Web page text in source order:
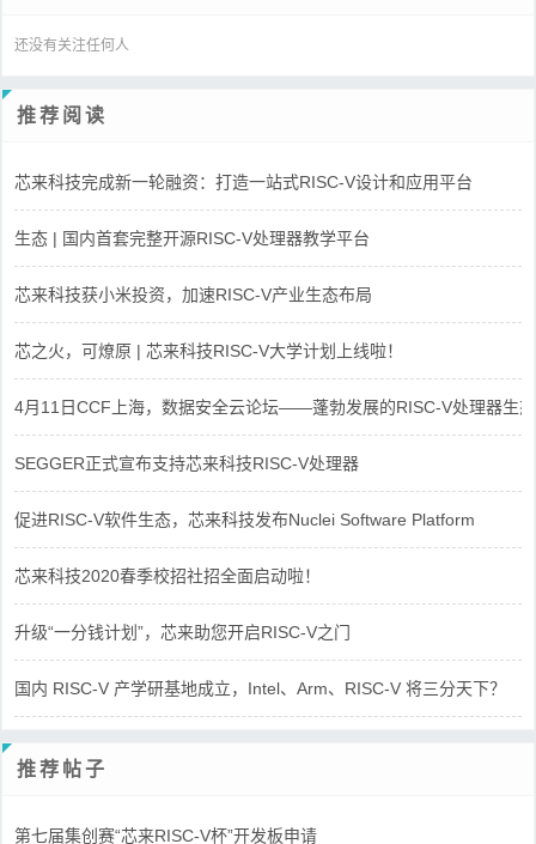
还没有关注任何人
推荐阅读
芯来科技完成新一轮融资：打造一站式RISC-V设计和应用平台
生态 | 国内首套完整开源RISC-V处理器教学平台
芯来科技获小米投资，加速RISC-V产业生态布局
芯之火，可燎原 | 芯来科技RISC-V大学计划上线啦！
4月11日CCF上海，数据安全云论坛——蓬勃发展的RISC-V处理器生态
SEGGER正式宣布支持芯来科技RISC-V处理器
促进RISC-V软件生态，芯来科技发布Nuclei Software Platform
芯来科技2020春季校招社招全面启动啦！
升级“一分钱计划”，芯来助您开启RISC-V之门
国内 RISC-V 产学研基地成立，Intel、Arm、RISC-V 将三分天下？
推荐帖子
第七届集创赛“芯来RISC-V杯”开发板申请